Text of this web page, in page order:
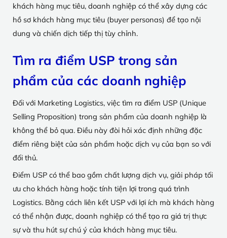
khách hàng mục tiêu, doanh nghiệp có thể xây dựng các
hồ sơ khách hàng mục tiêu (buyer personas) để tạo nội
dung và chiến dịch tiếp thị tùy chỉnh.
Tìm ra điểm USP trong sản
phẩm của các doanh nghiệp
Đối với Marketing Logistics, việc tìm ra điểm USP (Unique
Selling Proposition) trong sản phẩm của doanh nghiệp là
không thể bỏ qua. Điều này đòi hỏi xác định những đặc
điểm riêng biệt của sản phẩm hoặc dịch vụ của bạn so với
đối thủ.
Điểm USP có thể bao gồm chất lượng dịch vụ, giải pháp tối
ưu cho khách hàng hoặc tính tiện lợi trong quá trình
Logistics. Bằng cách liên kết USP với lợi ích mà khách hàng
có thể nhận được, doanh nghiệp có thể tạo ra giá trị thực
sự và thu hút sự chú ý của khách hàng mục tiêu.